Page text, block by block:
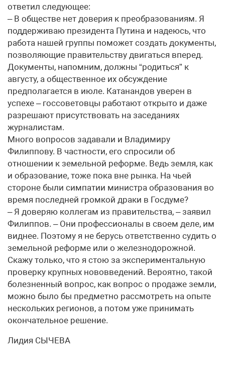
ответил следующее:
– В обществе нет доверия к преобразованиям. Я
поддерживаю президента Путина и надеюсь, что
работа нашей группы поможет создать документы,
позволяющие правительству двигаться вперед.
Документы, напомним, должны “родиться” к
августу, а общественное их обсуждение
предполагается в июле. Катанандов уверен в
успехе – госсоветовцы работают открыто и даже
разрешают присутствовать на заседаниях
журналистам.
Много вопросов задавали и Владимиру
Филиппову. В частности, его спросили об
отношении к земельной реформе. Ведь земля, как
и образование, тоже пока вне рынка. На чьей
стороне были симпатии министра образования во
время последней громкой драки в Госдуме?
– Я доверяю коллегам из правительства, – заявил
Филиппов. – Они профессионалы в своем деле, им
виднее. Поэтому я не берусь ответственно судить о
земельной реформе или о железнодорожной.
Скажу только, что я стою за экспериментальную
проверку крупных нововведений. Вероятно, такой
болезненный вопрос, как вопрос о продаже земли,
можно было бы предметно рассмотреть на опыте
нескольких регионов, а потом уже принимать
окончательное решение.
Лидия СЫЧЕВА